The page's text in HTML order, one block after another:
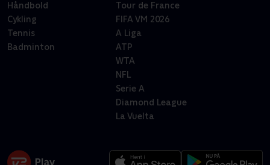
Håndbold
Cykling
Tennis
Badminton
Tour de France
FIFA VM 2026
A Liga
ATP
WTA
NFL
Serie A
Diamond League
La Vuelta